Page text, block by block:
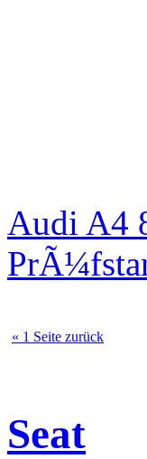
Audi A4
« 1 Seite zurück
Seat